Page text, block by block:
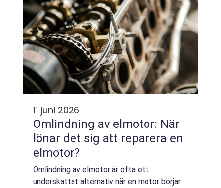
11 juni 2026
Omlindning av elmotor: När
lönar det sig att reparera en
elmotor?
Omlindning av elmotor är ofta ett
underskattat alternativ när en motor börjar